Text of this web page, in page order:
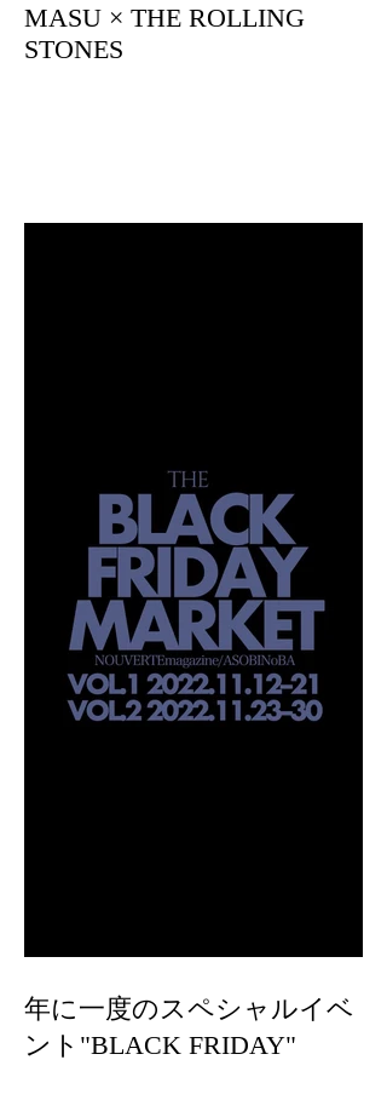
MASU × THE ROLLING
STONES
年に一度のスペシャルイベ
ント"BLACK FRIDAY"